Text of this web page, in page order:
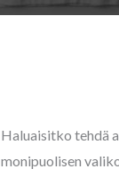
Haluaisitko tehdä
monipuolisen